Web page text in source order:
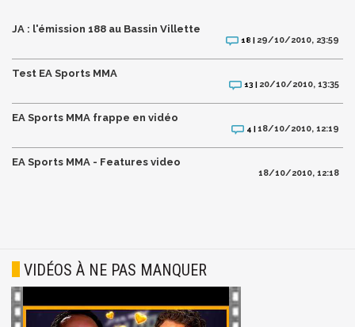
JA : l'émission 188 au Bassin Villette
18 | 29/10/2010, 23:59
Test EA Sports MMA
13 | 20/10/2010, 13:35
EA Sports MMA frappe en vidéo
4 |18/10/2010, 12:19
EA Sports MMA - Features video
18/10/2010, 12:18
VIDÉOS À NE PAS MANQUER